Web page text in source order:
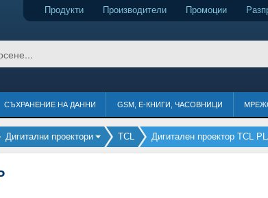
Продукти Производители Промоции
СЪХРАНЕНИЕ НА ДАННИ GSM, Е-КНИГИ, ЧАСОВНИЦИ
Дигитални проектори TCL Дигитален проектор TCL